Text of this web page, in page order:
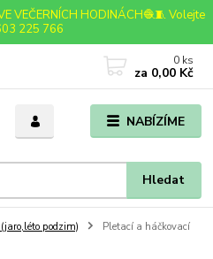
VEČERNÍCH HODINÁCH🧶🧵 Volejte
225 766
NABÍZÍME
Hledat
0 ks
za 0,00 Kč
podzim)
Pletací a háčkovací